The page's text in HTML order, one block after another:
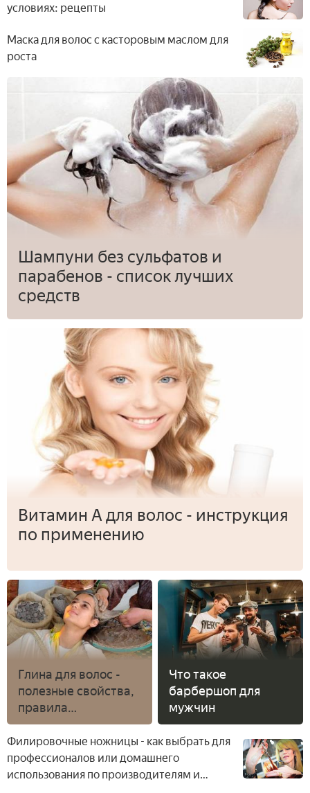
условиях: рецепты
Маска для волос с касторовым маслом для
роста
Шампуни без сульфатов и
парабенов - список лучших
средств
Витамин А для волос - инструкция
по применению
Глина для волос -
полезные свойства,
правила
применения и
выбора,
приготовление
масок в домашних
Что такое
барбершоп для
мужчин
Филировочные ножницы - как выбрать для
профессионалов или домашнего
использования по производителям и